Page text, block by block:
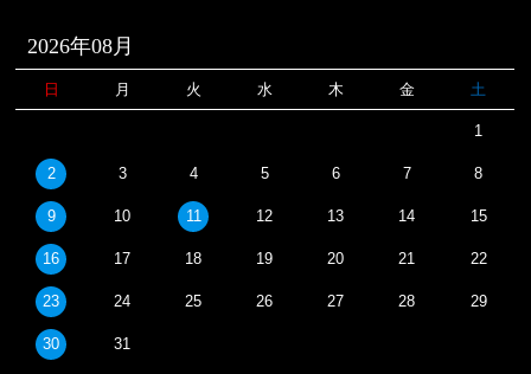
2026年08月
日 月 火 水 木 金 土
1
2 3 4 5 6 7 8
9 10 11 12 13 14 15
16 17 18 19 20 21 22
23 24 25 26 27 28 29
30 31